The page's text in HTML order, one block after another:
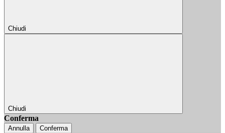
Chiudi
Chiudi
Conferma
Annulla Conferma